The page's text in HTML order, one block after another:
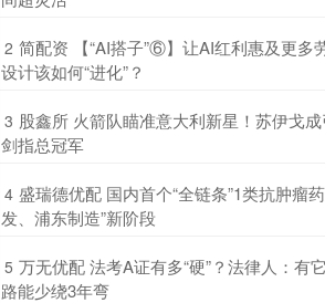
2 简配资 【“AI搭子”⑥】让AI红利惠及更多
设计该如何“进化”？
3 股鑫所 火箭队瞄准意大利新星！苏伊戈成
剑指总冠军
4 盛瑞德优配 国内首个“全链条”1类抗肿瘤
发、浦东制造”新阶段
5 万无优配 法考A证有多“硬”？法律人：有
路能少绕3年弯